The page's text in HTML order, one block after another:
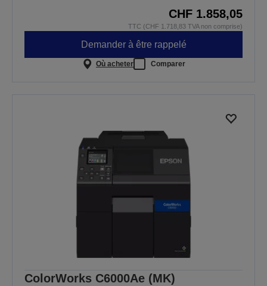
CHF 1.858,05
TTC (CHF 1.718,83 TVA non comprise)
Demander à être rappelé
Où acheter Comparer
ColorWorks C6000Ae (MK)